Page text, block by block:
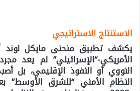
الاستنتاج الاستراتيجي
يكشف تطبيق منحنى مايكل لوند
الأمريكي-“الإسرائيلي” لم يعد
النووي أو النفوذ الإقليمي، بل